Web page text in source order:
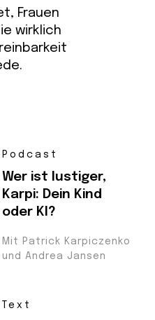
Frauen
wirklich
Podcast
Wer ist lustiger,
Karpi: Dein Kind
oder KI?
Mit Patrick Karpiczenko
und Andrea Jansen
Text